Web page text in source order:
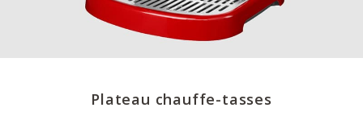
Plateau chauffe-tasses